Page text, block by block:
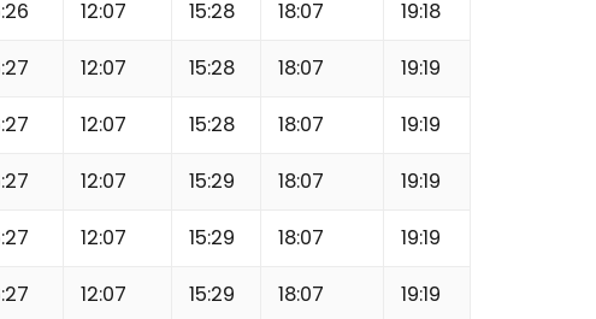
12:07 15:28 18:07 19:18
12:07 15:28 18:07 19:19
12:07 15:28 18:07 19:19
12:07 15:29 18:07 19:19
12:07 15:29 18:07 19:19
12:07 15:29 18:07 19:19